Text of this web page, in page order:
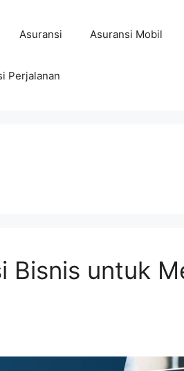
Asuransi Asuransi Mobil
Perjalanan
Bisnis untuk